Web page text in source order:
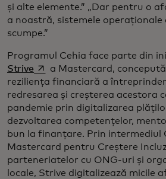
și alte elemente.” „Dar pentru o
a noastră, sistemele
scumpe.”
Programul Cehia face parte din
Strive opens in a new tab
a Mastercard,
reziliența financiară a
redresarea și creșterea acestora
pandemie prin digitalizarea
dezvoltarea competențelor,
bun la finanțare. Prin intermediul
Mastercard pentru Creștere
parteneriatelor cu ONG-uri și
locale, Strive digitalizează micile